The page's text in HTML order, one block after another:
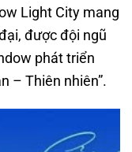
Light City mang
được đội ngũ
phát triển
– Thiên nhiên”.